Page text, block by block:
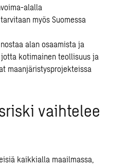
alalla
myös Suomessa
alan osaamista ja
jotta kotimainen teollisuus ja
maanjäristysprojekteissa
vaihtelee
kaikkialla maailmassa,